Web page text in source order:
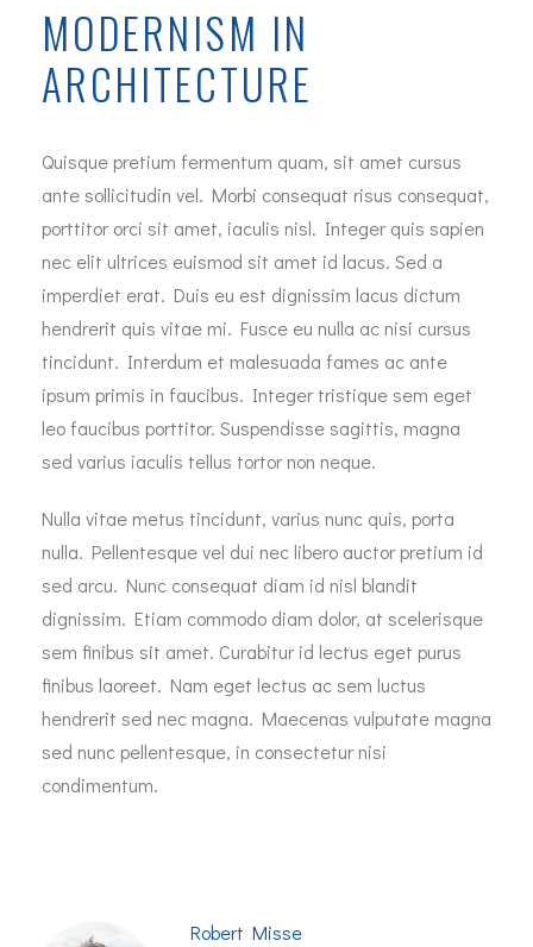
MODERNISM IN
ARCHITECTURE
Quisque pretium fermentum quam, sit amet cursus
ante sollicitudin vel. Morbi consequat risus consequat,
porttitor orci sit amet, iaculis nisl. Integer quis sapien
nec elit ultrices euismod sit amet id lacus. Sed a
imperdiet erat. Duis eu est dignissim lacus dictum
hendrerit quis vitae mi. Fusce eu nulla ac nisi cursus
tincidunt. Interdum et malesuada fames ac ante
ipsum primis in faucibus. Integer tristique sem eget
leo faucibus porttitor. Suspendisse sagittis, magna
sed varius iaculis tellus tortor non neque.
Nulla vitae metus tincidunt, varius nunc quis, porta
nulla. Pellentesque vel dui nec libero auctor pretium id
sed arcu. Nunc consequat diam id nisl blandit
dignissim. Etiam commodo diam dolor, at scelerisque
sem finibus sit amet. Curabitur id lectus eget purus
finibus laoreet. Nam eget lectus ac sem luctus
hendrerit sed nec magna. Maecenas vulputate magna
sed nunc pellentesque, in consectetur nisi
condimentum.
Robert Misse